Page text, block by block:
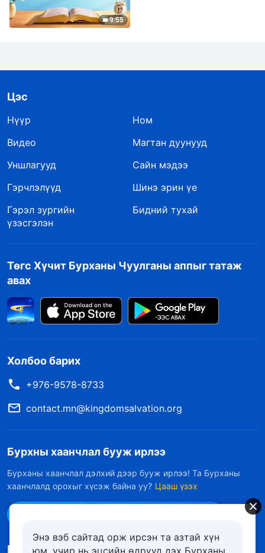
9:55
Цэс
Нүүр
Ном
Видео
Магтан дуунууд
Уншлагууд
Сайн мэдээ
Гэрчлэлүүд
Шинэ эрин үе
Гэрэл зургийн
үзэсгэлэн
Бидний тухай
Төгс Хүчит Бурханы Чуулганы аппыг татаж
авах
Холбоо барих
+976-9578-8733
contact.mn@kingdomsalvation.org
Бурхны хаанчлал бууж ирлээ
Бурханы хаанчлал дэлхий дээр бууж ирлээ! Та Бурханы
хаанчлалд орохыг хүсэж байна уу? Цааш үзэх
Биднийг дагах
Энэ вэб сайтад орж ирсэн та азтай хүн
юм, учир нь эцсийн өдрүүд дэх Бурханы